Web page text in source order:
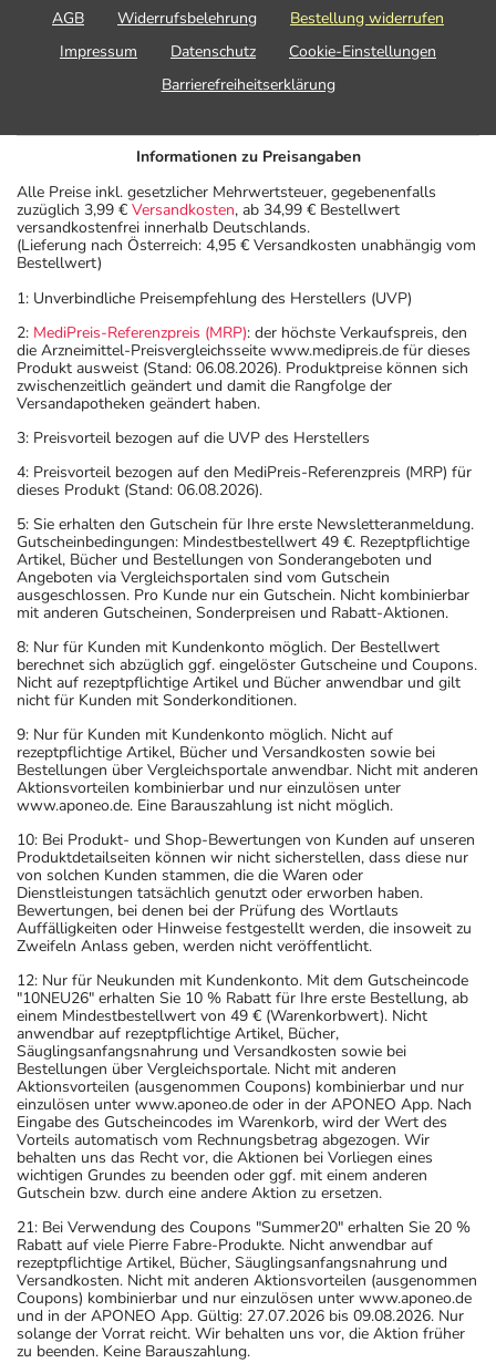
AGB Widerrufsbelehrung
Bestellung widerrufen
Impressum
Datenschutz
Cookie-Einstellungen
Barrierefreiheitserklärung
Informationen zu Preisangaben
Alle Preise inkl. gesetzlicher Mehrwertsteuer, gegebenenfalls
zuzüglich 3,99 € Versandkosten, ab 34,99 € Bestellwert
versandkostenfrei innerhalb Deutschlands.
(Lieferung nach Österreich: 4,95 € Versandkosten unabhängig vom
Bestellwert)
1: Unverbindliche Preisempfehlung des Herstellers (UVP)
2: MediPreis-Referenzpreis (MRP): der höchste Verkaufspreis, den
die Arzneimittel-Preisvergleichsseite www.medipreis.de für dieses
Produkt ausweist (Stand: 06.08.2026). Produktpreise können sich
zwischenzeitlich geändert und damit die Rangfolge der
Versandapotheken geändert haben.
3: Preisvorteil bezogen auf die UVP des Herstellers
4: Preisvorteil bezogen auf den MediPreis-Referenzpreis (MRP) für
dieses Produkt (Stand: 06.08.2026).
5: Sie erhalten den Gutschein für Ihre erste Newsletteranmeldung.
Gutscheinbedingungen: Mindestbestellwert 49 €. Rezeptpflichtige
Artikel, Bücher und Bestellungen von Sonderangeboten und
Angeboten via Vergleichsportalen sind vom Gutschein
ausgeschlossen. Pro Kunde nur ein Gutschein. Nicht kombinierbar
mit anderen Gutscheinen, Sonderpreisen und Rabatt-Aktionen.
8: Nur für Kunden mit Kundenkonto möglich. Der Bestellwert
berechnet sich abzüglich ggf. eingelöster Gutscheine und Coupons.
Nicht auf rezeptpflichtige Artikel und Bücher anwendbar und gilt
nicht für Kunden mit Sonderkonditionen.
9: Nur für Kunden mit Kundenkonto möglich. Nicht auf
rezeptpflichtige Artikel, Bücher und Versandkosten sowie bei
Bestellungen über Vergleichsportale anwendbar. Nicht mit anderen
Aktionsvorteilen kombinierbar und nur einzulösen unter
www.aponeo.de. Eine Barauszahlung ist nicht möglich.
10: Bei Produkt- und Shop-Bewertungen von Kunden auf unseren
Produktdetailseiten können wir nicht sicherstellen, dass diese nur
von solchen Kunden stammen, die die Waren oder
Dienstleistungen tatsächlich genutzt oder erworben haben.
Bewertungen, bei denen bei der Prüfung des Wortlauts
Auffälligkeiten oder Hinweise festgestellt werden, die insoweit zu
Zweifeln Anlass geben, werden nicht veröffentlicht.
12: Nur für Neukunden mit Kundenkonto. Mit dem Gutscheincode
"10NEU26" erhalten Sie 10 % Rabatt für Ihre erste Bestellung, ab
einem Mindestbestellwert von 49 € (Warenkorbwert). Nicht
anwendbar auf rezeptpflichtige Artikel, Bücher,
Säuglingsanfangsnahrung und Versandkosten sowie bei
Bestellungen über Vergleichsportale. Nicht mit anderen
Aktionsvorteilen (ausgenommen Coupons) kombinierbar und nur
einzulösen unter www.aponeo.de oder in der APONEO App. Nach
Eingabe des Gutscheincodes im Warenkorb, wird der Wert des
Vorteils automatisch vom Rechnungsbetrag abgezogen. Wir
behalten uns das Recht vor, die Aktionen bei Vorliegen eines
wichtigen Grundes zu beenden oder ggf. mit einem anderen
Gutschein bzw. durch eine andere Aktion zu ersetzen.
21: Bei Verwendung des Coupons "Summer20" erhalten Sie 20 %
Rabatt auf viele Pierre Fabre-Produkte. Nicht anwendbar auf
rezeptpflichtige Artikel, Bücher, Säuglingsanfangsnahrung und
Versandkosten. Nicht mit anderen Aktionsvorteilen (ausgenommen
Coupons) kombinierbar und nur einzulösen unter www.aponeo.de
und in der APONEO App. Gültig: 27.07.2026 bis 09.08.2026. Nur
solange der Vorrat reicht. Wir behalten uns vor, die Aktion früher
zu beenden. Keine Barauszahlung.